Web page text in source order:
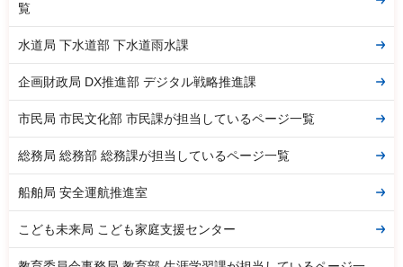
覧
水道局 下水道部 下水道雨水課
企画財政局 DX推進部 デジタル戦略推進課
市民局 市民文化部 市民課が担当しているページ一覧
総務局 総務部 総務課が担当しているページ一覧
船舶局 安全運航推進室
こども未来局 こども家庭支援センター